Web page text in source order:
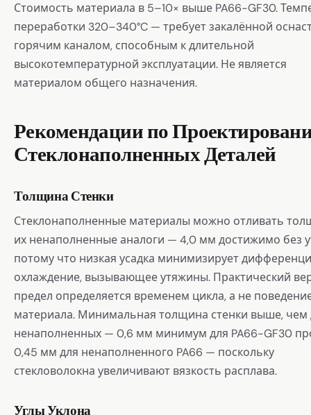
Стоимость материала в 5–10× выше PA66-GF30.
переработки 320–340°C — требует закалённой
горячим каналом, способным к длительной
высокотемпературной эксплуатации. Не является
материалом общего назначения.
Рекомендации по
Стеклонаполненных Деталей
Толщина Стенки
Стеклонаполненные материалы можно отливать
их ненаполненные аналоги — 4,0 мм достижимо без
потому что низкая усадка минимизирует
охлаждение, вызывающее утяжины. Практический
предел определяется временем цикла, а не
материала. Минимальная толщина стенки выше, чем
ненаполненных — 0,6 мм минимум для PA66-GF30
0,45 мм для ненаполненного PA66 — поскольку
стекловолокна увеличивают вязкость расплава.
Углы Уклона